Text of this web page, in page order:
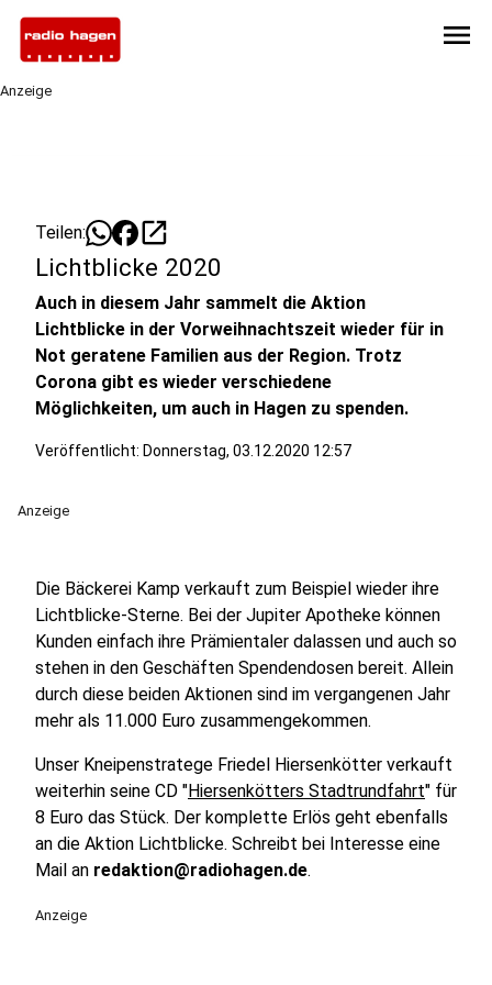
menu
Anzeige
Teilen: open_in_new
Lichtblicke 2020
Auch in diesem Jahr sammelt die Aktion
Lichtblicke in der Vorweihnachtszeit wieder für in
Not geratene Familien aus der Region. Trotz
Corona gibt es wieder verschiedene
Möglichkeiten, um auch in Hagen zu spenden.
Veröffentlicht: Donnerstag, 03.12.2020 12:57
Anzeige
Die Bäckerei Kamp verkauft zum Beispiel wieder ihre
Lichtblicke-Sterne. Bei der Jupiter Apotheke können
Kunden einfach ihre Prämientaler dalassen und auch so
stehen in den Geschäften Spendendosen bereit. Allein
durch diese beiden Aktionen sind im vergangenen Jahr
mehr als 11.000 Euro zusammengekommen.
Unser Kneipenstratege Friedel Hiersenkötter verkauft
weiterhin seine CD "Hiersenkötters Stadtrundfahrt" für
8 Euro das Stück. Der komplette Erlös geht ebenfalls
an die Aktion Lichtblicke. Schreibt bei Interesse eine
Mail an redaktion@radiohagen.de.
Anzeige